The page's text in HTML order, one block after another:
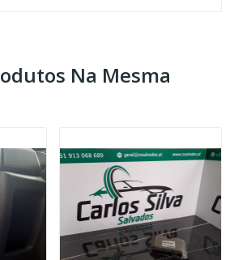
Na Mesma